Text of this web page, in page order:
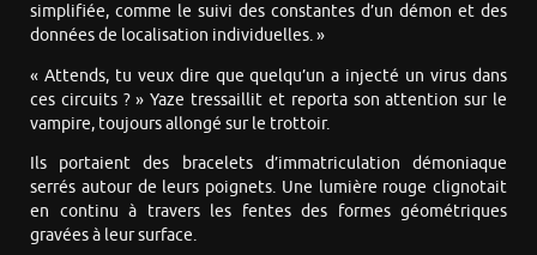
simplifiée, comme le suivi des constantes d’un démon et des
données de localisation individuelles. »
« Attends, tu veux dire que quelqu’un a injecté un virus dans
ces circuits ? » Yaze tressaillit et reporta son attention sur le
vampire, toujours allongé sur le trottoir.
Ils portaient des bracelets d’immatriculation démoniaque
serrés autour de leurs poignets. Une lumière rouge clignotait
en continu à travers les fentes des formes géométriques
gravées à leur surface.